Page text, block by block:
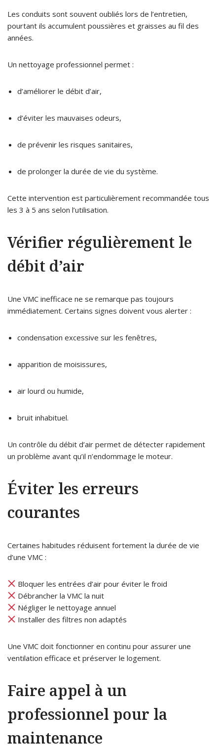
Les conduits sont souvent oubliés lors de l’entretien,
pourtant ils accumulent poussières et graisses au fil des
années.
Un nettoyage professionnel permet :
d’améliorer le débit d’air,
d’éviter les mauvaises odeurs,
de prévenir les risques sanitaires,
de prolonger la durée de vie du système.
Cette intervention est particulièrement recommandée tous
les 3 à 5 ans selon l’utilisation.
Vérifier régulièrement le
débit d’air
Une VMC inefficace ne se remarque pas toujours
immédiatement. Certains signes doivent vous alerter :
condensation excessive sur les fenêtres,
apparition de moisissures,
air lourd ou humide,
bruit inhabituel.
Un contrôle du débit d’air permet de détecter rapidement
un problème avant qu’il n’endommage le moteur.
Éviter les erreurs
courantes
Certaines habitudes réduisent fortement la durée de vie
d’une VMC :
Bloquer les entrées d’air pour éviter le froid
Débrancher la VMC la nuit
Négliger le nettoyage annuel
Installer des filtres non adaptés
Une VMC doit fonctionner en continu pour assurer une
ventilation efficace et préserver le logement.
Faire appel à un
professionnel pour la
maintenance